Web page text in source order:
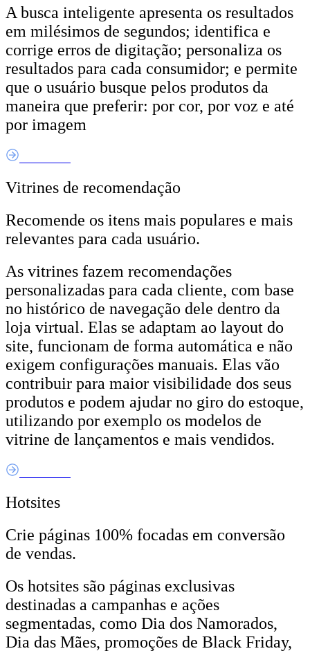
A busca inteligente apresenta os resultados
em milésimos de segundos; identifica e
corrige erros de digitação; personaliza os
resultados para cada consumidor; e permite
que o usuário busque pelos produtos da
maneira que preferir: por cor, por voz e até
por imagem
Vitrines de recomendação
Recomende os itens mais populares e mais
relevantes para cada usuário.
As vitrines fazem recomendações
personalizadas para cada cliente, com base
no histórico de navegação dele dentro da
loja virtual. Elas se adaptam ao layout do
site, funcionam de forma automática e não
exigem configurações manuais. Elas vão
contribuir para maior visibilidade dos seus
produtos e podem ajudar no giro do estoque,
utilizando por exemplo os modelos de
vitrine de lançamentos e mais vendidos.
Hotsites
Crie páginas 100% focadas em conversão
de vendas.
Os hotsites são páginas exclusivas
destinadas a campanhas e ações
segmentadas, como Dia dos Namorados,
Dia das Mães, promoções de Black Friday,